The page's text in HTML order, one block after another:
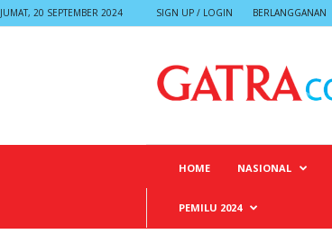
JUMAT, 20 SEPTEMBER 2024 SIGN UP / LOGIN BERLANGGANAN
HOME NASIONAL
PEMILU 2024